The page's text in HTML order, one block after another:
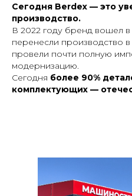
Сегодня Berdex — это
производство.
В 2022 году бренд вошел
перенесли производство
провели почти полную
модернизацию.
Сегодня более 90%
комплектующих —